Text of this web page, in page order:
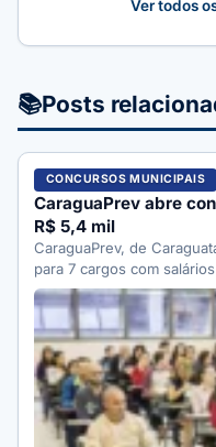
Ver todos
📚Posts
CONCURSOS MUNICIPAIS
CaraguaPrev abre
R$ 5,4 mil
CaraguaPrev, de
para 7 cargos com